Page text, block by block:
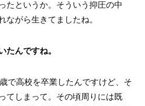
たというか。そういう抑圧の中
ながら生きてましたね。
たんですね。
で高校を卒業したんですけど、そ
てしまって。その頃周りには既